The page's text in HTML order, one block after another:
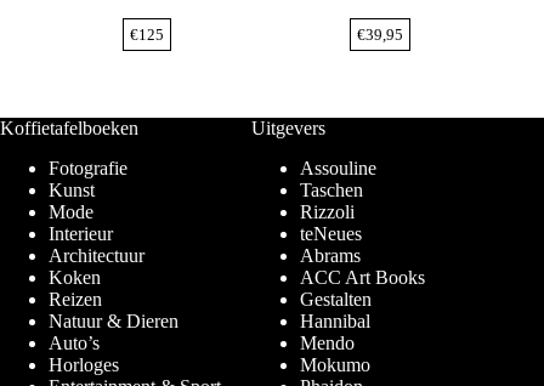
€125 €39,95
Koffietafelboeken
Fotografie
Kunst
Mode
Interieur
Architectuur
Koken
Reizen
Natuur & Dieren
Auto’s
Horloges
Uitgevers
Assouline
Taschen
Rizzoli
teNeues
Abrams
ACC Art Books
Gestalten
Hannibal
Mendo
Mokumo